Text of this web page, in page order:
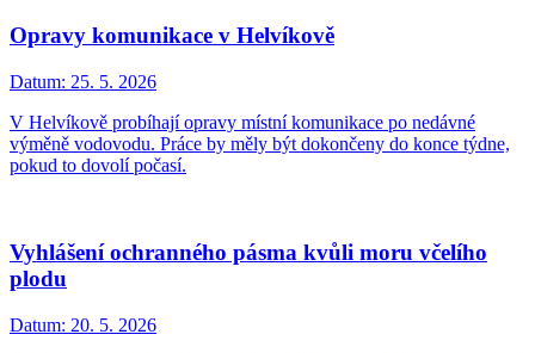
Opravy komunikace v Helvíkově
Datum: 25. 5. 2026
V Helvíkově probíhají opravy místní komunikace po nedávné
výměně vodovodu. Práce by měly být dokončeny do konce týdne,
pokud to dovolí počasí.
Vyhlášení ochranného pásma kvůli moru včelího
plodu
Datum: 20. 5. 2026